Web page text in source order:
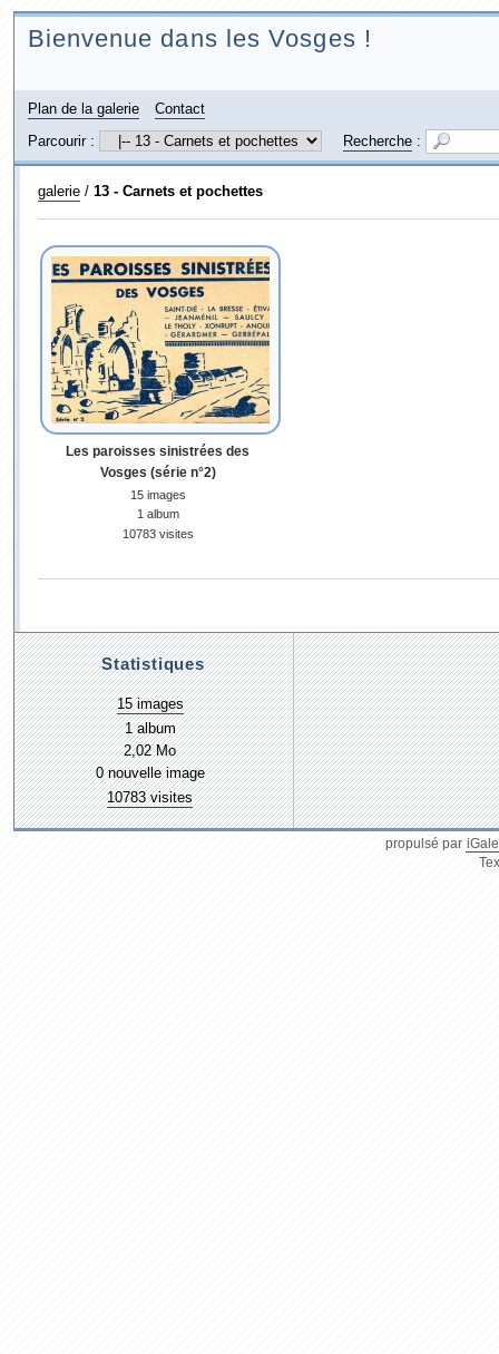
Bienvenue dans les Vosges !
Plan de la galerie
Contact
Parcourir :
Recherche:
galerie/ 13 - Carnets et pochettes
Les paroisses sinistrées des
Vosges (série n°2)
15 images
1 album
10783 visites
Statistiques
15 images
1 album
2,02 Mo
0 nouvelle image
10783 visites
propulsé par